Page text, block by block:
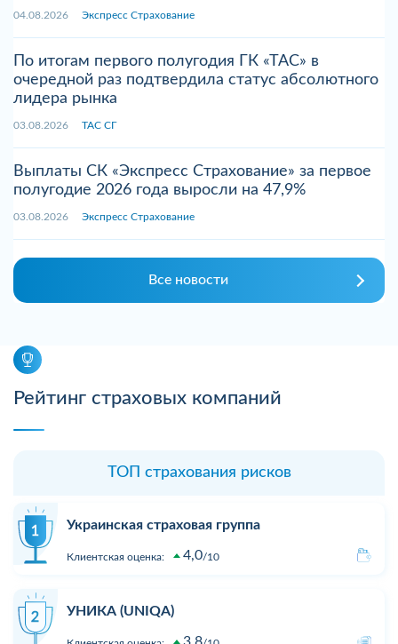
04.08.2026 Экспресс Страхование
По итогам первого полугодия ГК «ТАС» в
очередной раз подтвердила статус абсолютного
лидера рынка
03.08.2026 ТАС СГ
Выплаты СК «Экспресс Страхование» за первое
полугодие 2026 года выросли на 47,9%
03.08.2026 Экспресс Страхование
Все новости
Рейтинг страховых компаний
ТОП страхования рисков
Украинская страховая группа
Клиентская оценка: 4,0 10
УНИКА (UNIQA)